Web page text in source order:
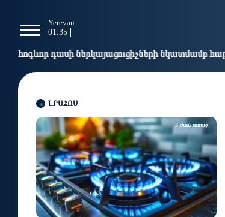
Yerevan
01:35
ներկայացուցիչների նկատմամբ հարուցված այս
ԼՐԱՀՈՍ
3 ժամ առաջ